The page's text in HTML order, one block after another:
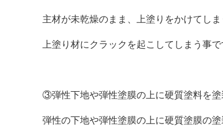
主材が未乾燥のまま、上塗りをかけてし
上塗り材にクラックを起こしてしまう事で
③弾性下地や弾性塗膜の上に硬質塗料を塗
弾性の下地や弾性塗膜の上に硬質塗膜の塗